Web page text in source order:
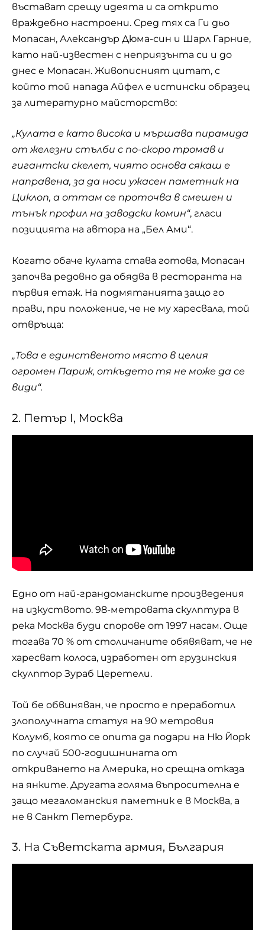
въстават срещу идеята и са открито
враждебно настроени. Сред тях са Ги дьо
Мопасан, Александър Дюма-син и Шарл Гарние,
като най-известен с неприязънта си и до
днес е Мопасан. Живописният цитат, с
който той напада Айфел е истински образец
за литературно майсторство:
„Кулата е като висока и мършава пирамида
от железни стълби с по-скоро тромав и
гигантски скелет, чиято основа сякаш е
направена, за да носи ужасен паметник на
Циклоп, а оттам се проточва в смешен и
тънък профил на заводски комин“, гласи
позицията на автора на „Бел Ами“.
Когато обаче кулата става готова, Мопасан
започва редовно да обядва в ресторанта на
първия етаж. На подмятанията защо го
прави, при положение, че не му харесвала, той
отвръща:
„Това е единственото място в целия
огромен Париж, откъдето тя не може да се
види“.
2. Петър I, Москва
Едно от най-грандоманските произведения
на изкуството. 98-метровата скулптура в
река Москва буди спорове от 1997 насам. Още
тогава 70 % от столичаните обявяват, че не
харесват колоса, изработен от грузинския
скулптор Зураб Церетели.
Той бе обвиняван, че просто е преработил
злополучната статуя на 90 метровия
Колумб, която се опита да подари на Ню Йорк
по случай 500-годишнината от
откриването на Америка, но срещна отказа
на янките. Другата голяма въпросителна е
защо мегаломанския паметник е в Москва, а
не в Санкт Петербург.
3. На Съветската армия, България